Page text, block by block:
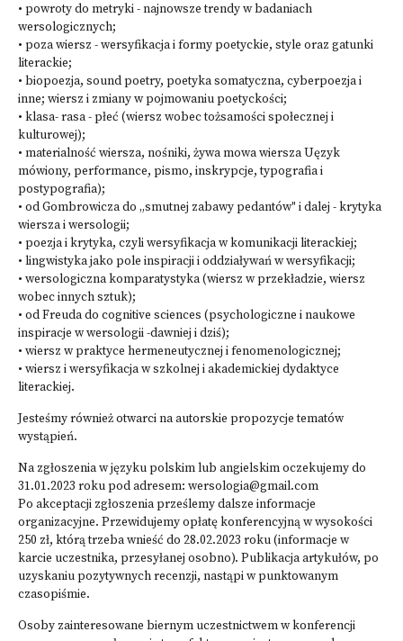
• powroty do metryki - najnowsze trendy w badaniach
wersologicznych;
• poza wiersz - wersyfikacja i formy poetyckie, style oraz gatunki
literackie;
• biopoezja, sound poetry, poetyka somatyczna, cyberpoezja i
inne; wiersz i zmiany w pojmowaniu poetyckości;
• klasa- rasa - płeć (wiersz wobec tożsamości społecznej i
kulturowej);
• materialność wiersza, nośniki, żywa mowa wiersza Uęzyk
mówiony, performance, pismo, inskrypcje, typografia i
postypografia);
• od Gombrowicza do „smutnej zabawy pedantów" i dalej - krytyka
wiersza i wersologii;
• poezja i krytyka, czyli wersyfikacja w komunikacji literackiej;
• lingwistyka jako pole inspiracji i oddziaływań w wersyfikacji;
• wersologiczna komparatystyka (wiersz w przekładzie, wiersz
wobec innych sztuk);
• od Freuda do cognitive sciences (psychologiczne i naukowe
inspiracje w wersologii -dawniej i dziś);
• wiersz w praktyce hermeneutycznej i fenomenologicznej;
• wiersz i wersyfikacja w szkolnej i akademickiej dydaktyce
literackiej.
Jesteśmy również otwarci na autorskie propozycje tematów
wystąpień.
Na zgłoszenia w języku polskim lub angielskim oczekujemy do
31.01.2023 roku pod adresem: wersologia@gmail.com
Po akceptacji zgłoszenia prześlemy dalsze informacje
organizacyjne. Przewidujemy opłatę konferencyjną w wysokości
250 zł, którą trzeba wnieść do 28.02.2023 roku (informacje w
karcie uczestnika, przesyłanej osobno). Publikacja artykułów, po
uzyskaniu pozytywnych recenzji, nastąpi w punktowanym
czasopiśmie.
Osoby zainteresowane biernym uczestnictwem w konferencji